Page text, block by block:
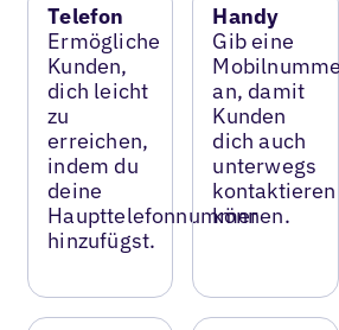
Telefon
Ermögliche
Kunden,
dich leicht
zu
erreichen,
indem du
deine
Haupttelefonnummer
hinzufügst.
Handy
Gib eine
an, damit
Kunden
dich auch
unterwegs
kontaktieren
können.